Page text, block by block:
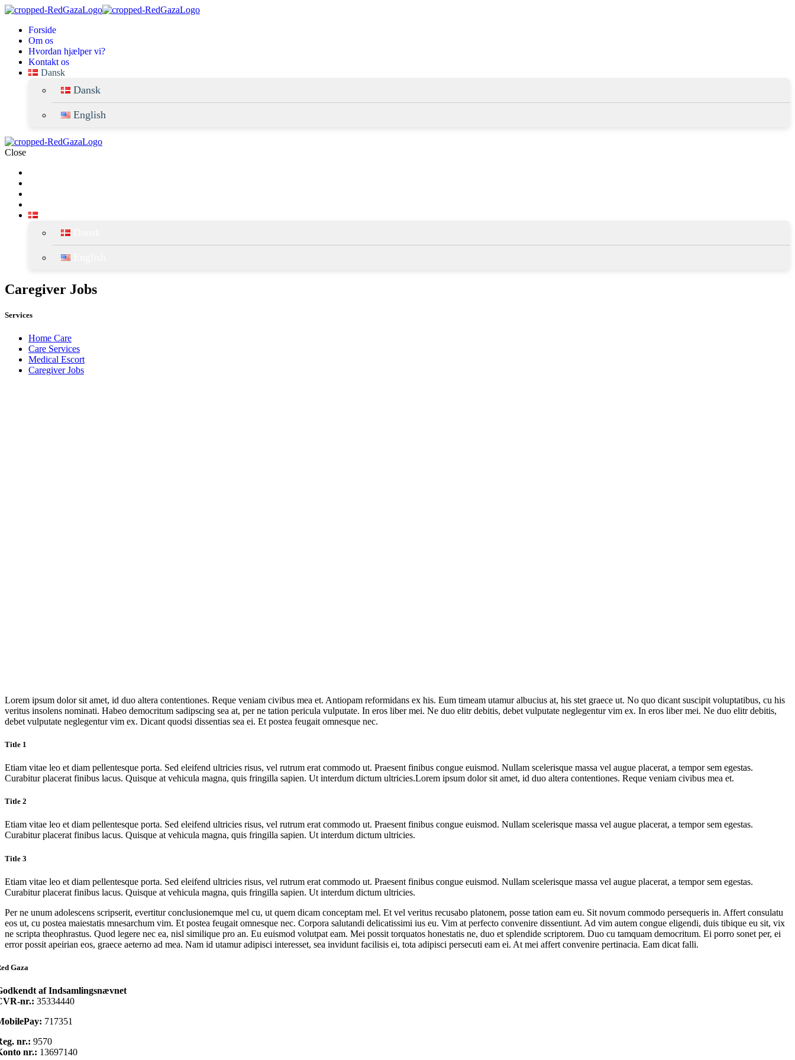
forside
om os
hvordan hjælper vi?
kontakt os
dansk
dansk
english
Close
Caregiver Jobs
Services
Home Care
Care Services
Medical Escort
Caregiver Jobs
Lorem ipsum dolor sit amet, id duo altera contentiones. Reque veniam civibus mea et. Antiopam reformidans ex his. Eum timeam utamur albucius at, his stet graece ut. No quo dicant suscipit voluptatibus, cu his
veritus insolens nominati. Habeo democritum sadipscing sea at, per ne tation pericula vulputate. In eros liber mei. Ne duo elitr debitis, debet vulputate neglegentur vim ex. In eros liber mei. Ne duo elitr debitis,
debet vulputate neglegentur vim ex. Dicant quodsi dissentias sea ei. Et postea feugait omnesque nec.
Title 1
Etiam vitae leo et diam pellentesque porta. Sed eleifend ultricies risus, vel rutrum erat commodo ut. Praesent finibus congue euismod. Nullam scelerisque massa vel augue placerat, a tempor sem egestas.
Curabitur placerat finibus lacus. Quisque at vehicula magna, quis fringilla sapien. Ut interdum dictum ultricies.Lorem ipsum dolor sit amet, id duo altera contentiones. Reque veniam civibus mea et.
Title 2
Etiam vitae leo et diam pellentesque porta. Sed eleifend ultricies risus, vel rutrum erat commodo ut. Praesent finibus congue euismod. Nullam scelerisque massa vel augue placerat, a tempor sem egestas.
Curabitur placerat finibus lacus. Quisque at vehicula magna, quis fringilla sapien. Ut interdum dictum ultricies.
Title 3
Etiam vitae leo et diam pellentesque porta. Sed eleifend ultricies risus, vel rutrum erat commodo ut. Praesent finibus congue euismod. Nullam scelerisque massa vel augue placerat, a tempor sem egestas.
Curabitur placerat finibus lacus. Quisque at vehicula magna, quis fringilla sapien. Ut interdum dictum ultricies.
Per ne unum adolescens scripserit, evertitur conclusionemque mel cu, ut quem dicam conceptam mel. Et vel veritus recusabo platonem, posse tation eam eu. Sit novum commodo persequeris in. Affert consulatu
eos ut, cu postea maiestatis mnesarchum vim. Et postea feugait omnesque nec. Corpora salutandi delicatissimi ius eu. Vim at perfecto convenire dissentiunt. Ad vim autem congue eligendi, duis tibique eu sit, vix
ne scripta theophrastus. Quod legere nec ea, nisl similique pro an. Eu euismod volutpat eam. Mei possit torquatos honestatis ne, duo et splendide scriptorem. Duo cu tamquam democritum. Ei porro sonet per, ei
error possit apeirian eos, graece aeterno ad mea. Nam id utamur adipisci interesset, sea invidunt facilisis ei, tota adipisci persecuti eam ei. At mei affert convenire pertinacia. Eam dicat falli.
Gaza
af Indsamlingsnævnet
nr.: 35334440
717351
nr.: 9570
nr.: 13697140